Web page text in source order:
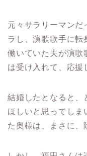
元々サラリーマンだ
ラし、演歌歌手に転
働いていた夫が演歌
は受け入れて、応援
結婚したとなると、
ほしいと思ってしま
た奥様は、まさに、